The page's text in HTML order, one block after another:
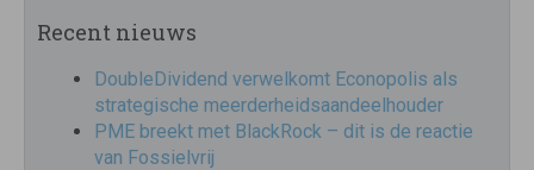
Recent nieuws
DoubleDividend verwelkomt Econopolis als
strategische meerderheidsaandeelhouder
PME breekt met BlackRock – dit is de reactie
van Fossielvrij